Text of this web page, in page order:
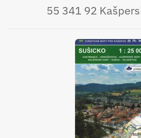
55 341 92